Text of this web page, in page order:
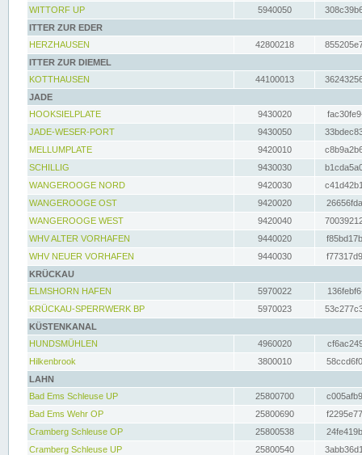
WITTORF UP
5940050
ITTER ZUR EDER
HERZHAUSEN
42800218
ITTER ZUR DIEMEL
KOTTHAUSEN
44100013
JADE
HOOKSIELPLATE
9430020
JADE-WESER-PORT
9430050
MELLUMPLATE
9420010
SCHILLIG
9430030
WANGEROOGE NORD
9420030
WANGEROOGE OST
9420020
WANGEROOGE WEST
9420040
WHV ALTER VORHAFEN
9440020
WHV NEUER VORHAFEN
9440030
KRÜCKAU
ELMSHORN HAFEN
5970022
KRÜCKAU-SPERRWERK BP
5970023
KÜSTENKANAL
HUNDSMÜHLEN
4960020
Hilkenbrook
3800010
LAHN
Bad Ems Schleuse UP
25800700
Bad Ems Wehr OP
25800690
Cramberg Schleuse OP
25800538
Cramberg Schleuse UP
25800540